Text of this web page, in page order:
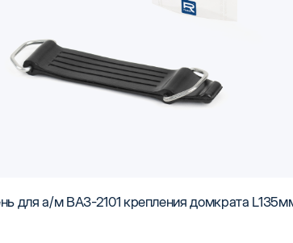
для а/м ВАЗ-2101 крепления домкрата